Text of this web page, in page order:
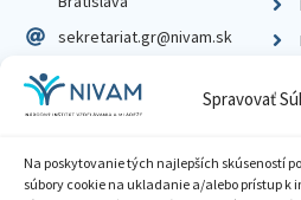
Spravovať
Na poskytovanie tých najlepších skúseností
súbory cookie na ukladanie a/alebo prístup k
sekretariat.gr@nivam.sk
IČO: 00164348
DIČ: 2020798714